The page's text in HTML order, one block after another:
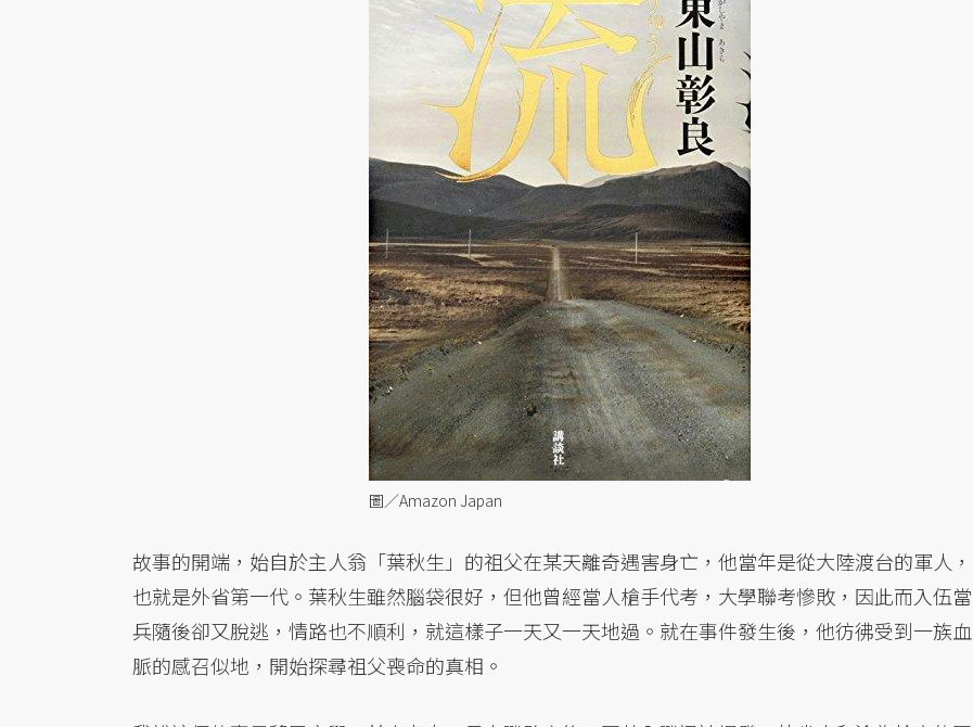
圖／Amazon Japan
故事的開端，始自於主人翁「葉秋生」的祖父在某天離奇遇害身亡，他當年是從大陸渡台的軍人，
也就是外省第一代。葉秋生雖然腦袋很好，但他曾經當人槍手代考，大學聯考慘敗，因此而入伍當
兵隨後卻又脫逃，情路也不順利，就這樣子一天又一天地過。就在事件發生後，他彷彿受到一族血
脈的感召似地，開始探尋祖父喪命的真相。